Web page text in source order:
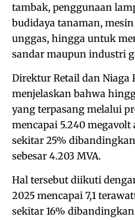
tambak, penggunaan
budidaya tanaman,
unggas, hingga untuk
sandar maupun industri
Direktur Retail dan Niaga
menjelaskan bahwa
yang terpasang melalui
mencapai 5.240 megavolt
sekitar 25%
sebesar 4.203 MVA.
Hal tersebut diikuti
2025 mencapai 7,1
sekitar 16%